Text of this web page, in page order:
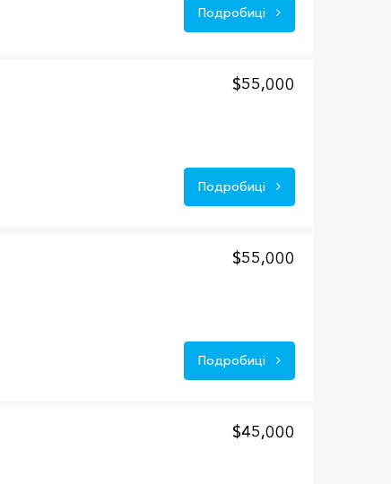
Подробиці
$55,000
Подробиці
$55,000
Подробиці
$45,000